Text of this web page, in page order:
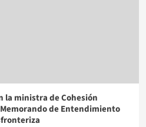
la ministra de Cohesión
de Entendimiento